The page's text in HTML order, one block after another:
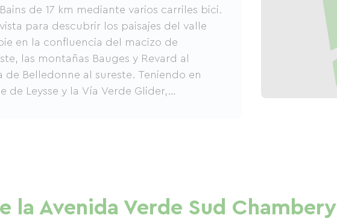
de 17 km mediante varios carriles bici.
para descubrir los paisajes del valle
en la confluencia del macizo de
las montañas Bauges y Revard al
de Belledonne al sureste. Teniendo en
de Leysse y la Vía Verde Glider,
del paisaje y de estas instalaciones.
la Avenida Verde Sud Chambery